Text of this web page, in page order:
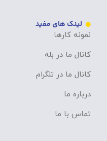
لینک های مفید
نمونه کارها
کانال ما در بله
کانال ما در تلگرام
درباره ما
تماس با ما